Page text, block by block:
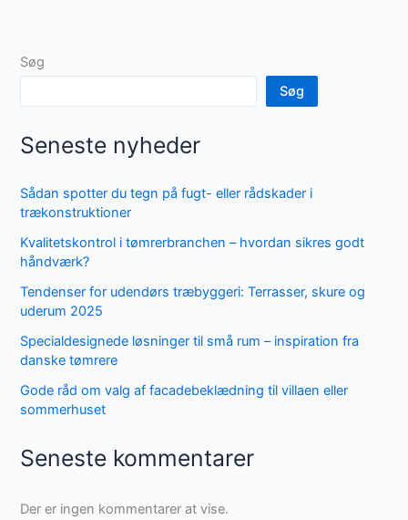
Søg
Søg
Seneste nyheder
Sådan spotter du tegn på fugt- eller rådskader i
trækonstruktioner
Kvalitetskontrol i tømrerbranchen – hvordan sikres godt
håndværk?
Tendenser for udendørs træbyggeri: Terrasser, skure og
uderum 2025
Specialdesignede løsninger til små rum – inspiration fra
danske tømrere
Gode råd om valg af facadebeklædning til villaen eller
sommerhuset
Seneste kommentarer
Der er ingen kommentarer at vise.